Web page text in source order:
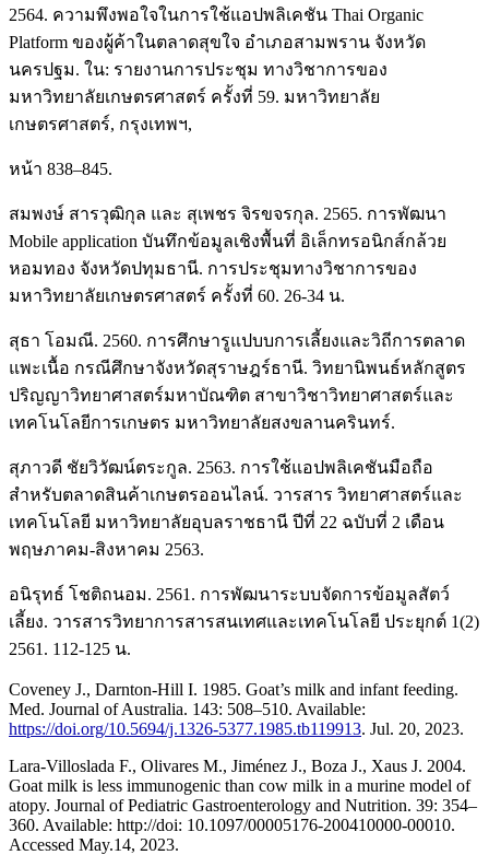
2564. ความพึงพอใจในการใช้แอปพลิเคชัน Thai Organic
Platform ของผู้ค้าในตลาดสุขใจ อําเภอสามพราน จังหวัด
นครปฐม. ใน: รายงานการประชุม ทางวิชาการของ
มหาวิทยาลัยเกษตรศาสตร์ ครั้งที่ 59. มหาวิทยาลัย
เกษตรศาสตร์, กรุงเทพฯ,
หน้า 838–845.
สมพงษ์ สารวุฒิกุล และ สุเพชร จิรขจรกุล. 2565. การพัฒนา
Mobile application บันทึกข้อมูลเชิงพื้นที่ อิเล็กทรอนิกส์กล้วย
หอมทอง จังหวัดปทุมธานี. การประชุมทางวิชาการของ
มหาวิทยาลัยเกษตรศาสตร์ ครั้งที่ 60. 26-34 น.
สุธา โอมณี. 2560. การศึกษารูแปบบการเลี้ยงและวิถีการตลาด
แพะเนื้อ กรณีศึกษาจังหวัดสุราษฎร์ธานี. วิทยานิพนธ์หลักสูตร
ปริญญาวิทยาศาสตร์มหาบัณฑิต สาขาวิชาวิทยาศาสตร์และ
เทคโนโลยีการเกษตร มหาวิทยาลัยสงขลานครินทร์.
สุภาวดี ชัยวิวัฒน์ตระกูล. 2563. การใช้แอปพลิเคชันมือถือ
สำหรับตลาดสินค้าเกษตรออนไลน์. วารสาร วิทยาศาสตร์และ
เทคโนโลยี มหาวิทยาลัยอุบลราชธานี ปีที่ 22 ฉบับที่ 2 เดือน
พฤษภาคม-สิงหาคม 2563.
อนิรุทธ์ โชติถนอม. 2561. การพัฒนาระบบจัดการข้อมูลสัตว์
เลี้ยง. วารสารวิทยาการสารสนเทศและเทคโนโลยี ประยุกต์ 1(2)
2561. 112-125 น.
Coveney J., Darnton-Hill I. 1985. Goat’s milk and infant feeding.
Med. Journal of Australia. 143: 508–510. Available:
https://doi.org/10.5694/j.1326-5377.1985.tb119913. Jul. 20, 2023.
Lara-Villoslada F., Olivares M., Jiménez J., Boza J., Xaus J. 2004.
Goat milk is less immunogenic than cow milk in a murine model of
atopy. Journal of Pediatric Gastroenterology and Nutrition. 39: 354–
360. Available: http://doi: 10.1097/00005176-200410000-00010.
Accessed May.14, 2023.